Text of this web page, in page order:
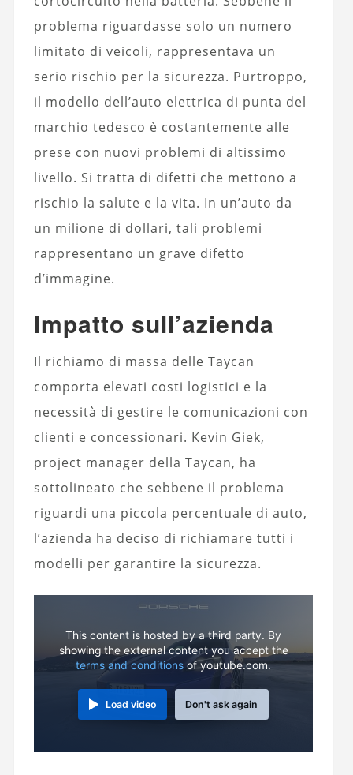
problema riguardasse solo un numero
limitato di veicoli, rappresentava un
serio rischio per la sicurezza. Purtroppo,
il modello dell’auto elettrica di punta del
marchio tedesco è costantemente alle
prese con nuovi problemi di altissimo
livello. Si tratta di difetti che mettono a
rischio la salute e la vita. In un’auto da
un milione di dollari, tali problemi
rappresentano un grave difetto
d’immagine.
Impatto sull’azienda
Il richiamo di massa delle Taycan
comporta elevati costi logistici e la
necessità di gestire le comunicazioni con
clienti e concessionari. Kevin Giek,
project manager della Taycan, ha
sottolineato che sebbene il problema
riguardi una piccola percentuale di auto,
l’azienda ha deciso di richiamare tutti i
modelli per garantire la sicurezza.
This content is hosted by a third party. By
showing the external content you accept the
terms and conditions of youtube.com.
Load video Don't ask again